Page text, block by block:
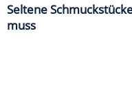
Seltene
muss